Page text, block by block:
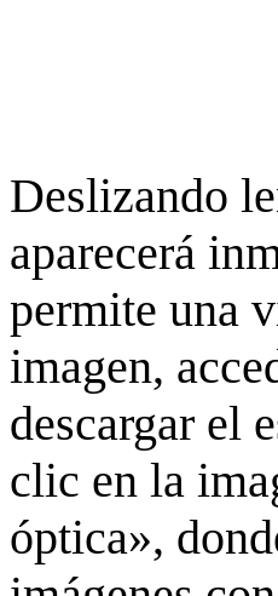
Deslizando
aparecerá
permite una
imagen,
descargar el
clic en la
óptica»,